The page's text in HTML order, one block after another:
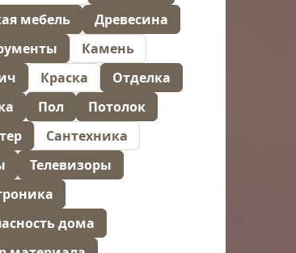
мебель
Древесина
Камень
Краска
Отделка
Пол
Потолок
Сантехника
Телевизоры
дома